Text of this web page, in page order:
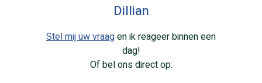
Dillian
Stel mij uw vraagen ik reageer binnen een
dag!
Of bel ons direct op: